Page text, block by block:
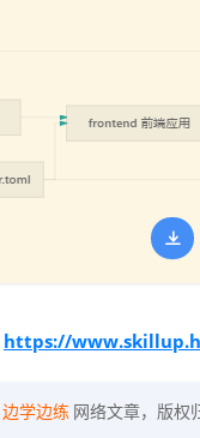
https://
边学边练 网络文章，版权